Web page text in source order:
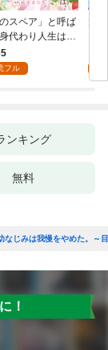
のスペア」と呼ば
代わり人生は、
やめることにし
辺境で自由を満
フル
ンキング
無料
じみは我慢をやめた。～
！